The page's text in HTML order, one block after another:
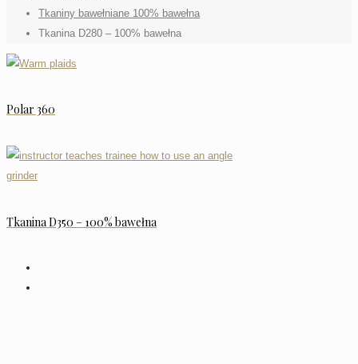
Tkaniny bawełniane 100% bawełna
Tkanina D280 – 100% bawełna
Polar 360
Tkanina D350 – 100% bawełna